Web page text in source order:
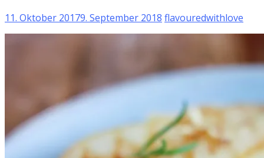
11. Oktober 20179. September 2018 flavouredwithlove